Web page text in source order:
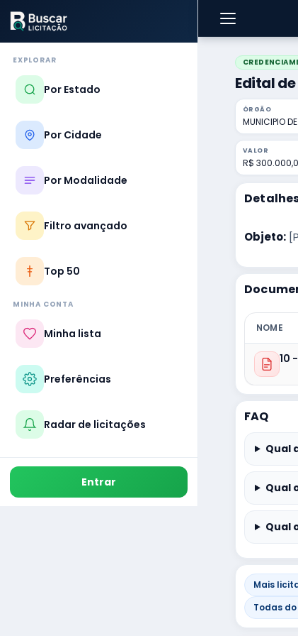
EXPLORAR
Por Estado
Por Cidade
Por Modalidade
Filtro avançado
Top 50
MINHA CONTA
Minha lista
Preferências
Radar de licitações
Entrar
Edital
ÓRGÃO
MUNICIPIO
VALOR
R$
Objeto:
NOME
10
FAQ
Qual
Qual
Qual
Mais
Todas do